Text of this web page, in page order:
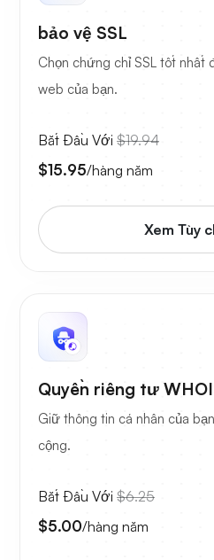
bảo vệ SSL
Chọn chứng chỉ SSL tốt nhất
web của bạn.
Bắt Đầu Với $19.94
$15.95/hàng năm
Xem Tùy
Quyền riêng tư
Giữ thông tin cá nhân của
cộng.
Bắt Đầu Với $6.25
$5.00/hàng năm